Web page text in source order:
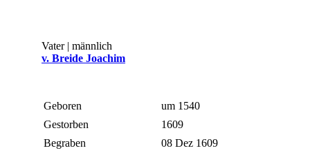
Vater | männlich
v. Breide Joachim
Geboren
um 1540
Gestorben
1609
Begraben
08 Dez 1609